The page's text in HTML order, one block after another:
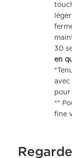
30
en
avec
pour
**
fine